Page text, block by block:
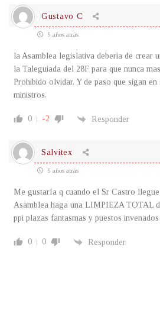
Gustavo C
5 años atrás
la Asamblea legislativa deberia de crear
la Taleguiada del 28F para que nunca
Prohibido olvidar. Y de paso que sigan
ministros.
0 -2 Responder
Salvitex
5 años atrás
Me gustaría q cuando el Sr Castro
Asamblea haga una LIMPIEZA TOTAL
ppi plazas fantasmas y puestos invenados
0 0 Responder